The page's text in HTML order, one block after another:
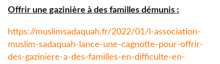
Offrir une gazinière à des familles démunis :
https://muslimsadaquah.fr/2022/01/l-association-
muslim-sadaquah-lance-une-cagnotte-pour-offrir-
des-gaziniere-a-des-familles-en-difficulte-en-